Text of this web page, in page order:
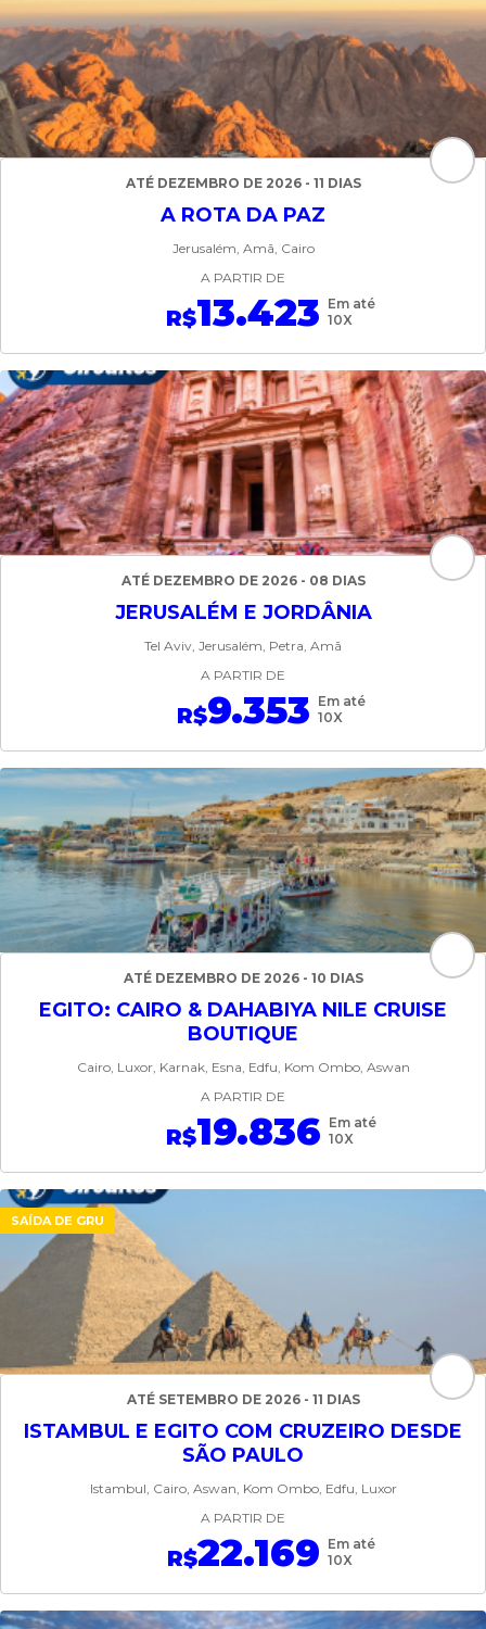
ATÉ DEZEMBRO DE 2026 - 11 DIAS
A ROTA DA PAZ
Jerusalém, Amã, Cairo
A PARTIR DE
R$13.423 Em até
10X
ATÉ DEZEMBRO DE 2026 - 08 DIAS
JERUSALÉM E JORDÂNIA
Tel Aviv, Jerusalém, Petra, Amã
A PARTIR DE
R$9.353 Em até
10X
ATÉ DEZEMBRO DE 2026 - 10 DIAS
EGITO: CAIRO & DAHABIYA NILE CRUISE
BOUTIQUE
Cairo, Luxor, Karnak, Esna, Edfu, Kom Ombo, Aswan
A PARTIR DE
R$19.836 Em até
10X
SAÍDA DE GRU
ATÉ SETEMBRO DE 2026 - 11 DIAS
ISTAMBUL E EGITO COM CRUZEIRO DESDE
SÃO PAULO
Istambul, Cairo, Aswan, Kom Ombo, Edfu, Luxor
A PARTIR DE
R$22.169 Em até
10X